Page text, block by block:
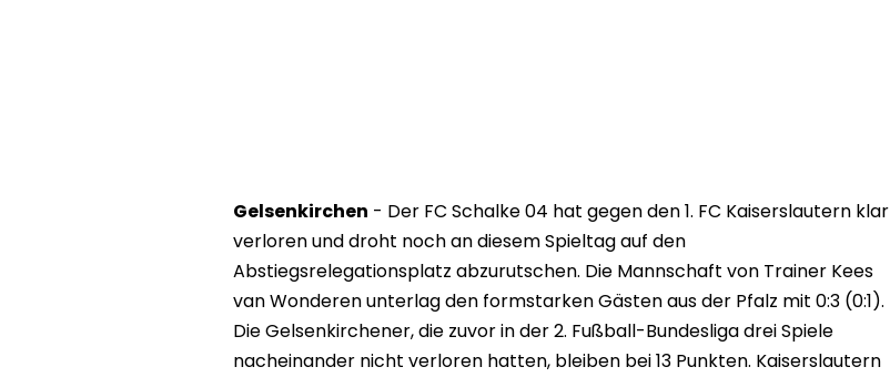
Gelsenkirchen - Der FC Schalke 04 hat gegen den 1. FC Kaiserslautern klar
verloren und droht noch an diesem Spieltag auf den
Abstiegsrelegationsplatz abzurutschen. Die Mannschaft von Trainer Kees
van Wonderen unterlag den formstarken Gästen aus der Pfalz mit 0:3 (0:1).
Die Gelsenkirchener, die zuvor in der 2. Fußball-Bundesliga drei Spiele
nacheinander nicht verloren hatten, bleiben bei 13 Punkten. Kaiserslautern